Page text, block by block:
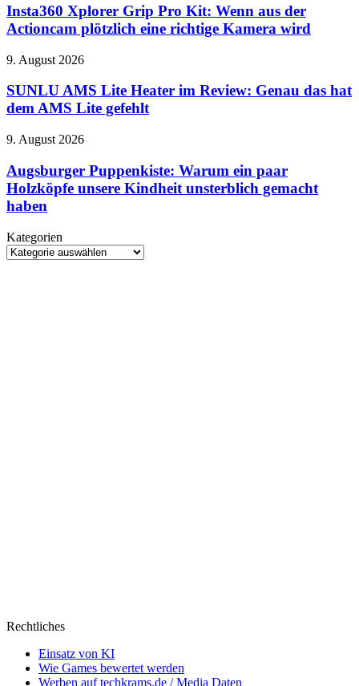
–
größerer
bestätigt
Grip
Pro
Kit:
aus
Actioncam
plötzlich
richtige
wird
Insta360 Xplorer Grip Pro Kit: Wenn aus der
Actioncam plötzlich eine richtige Kamera wird
SUNLU
Lite
Heater
im
Genau
hat
dem
AMS
gefehlt
9. August 2026
SUNLU AMS Lite Heater im Review: Genau das hat
dem AMS Lite gefehlt
Augsburger
Warum
ein
paar
Holzköpfe
Kindheit
unsterblich
9. August 2026
Augsburger Puppenkiste: Warum ein paar
Holzköpfe unsere Kindheit unsterblich gemacht
haben
Kategorien
Kategorien
Rechtliches
Einsatz von KI
Wie Games bewertet werden
Werben auf techkrams.de / Media Daten